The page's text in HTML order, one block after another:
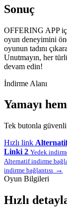
Sonuç
OFFERING APP
oyun deneyimini
oyunun tadını
Unutmayın, her
devam edin!
İndirme Alanı
Yamayı
Tek butonla
Hızlı link
Linki 2 Yedek
Alternatif indirme
indirme bağlantısı →
Oyun Bilgileri
Hızlı